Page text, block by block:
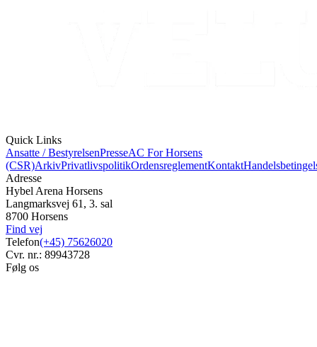
Quick Links
Ansatte / BestyrelsenPresseAC For Horsens
(CSR)ArkivPrivatlivspolitikOrdensreglementKontakt
Adresse
Hybel Arena Horsens
Langmarksvej 61, 3. sal
8700 Horsens
Find vej
Telefon(+45) 75626020
Cvr. nr.: 89943728
Følg os